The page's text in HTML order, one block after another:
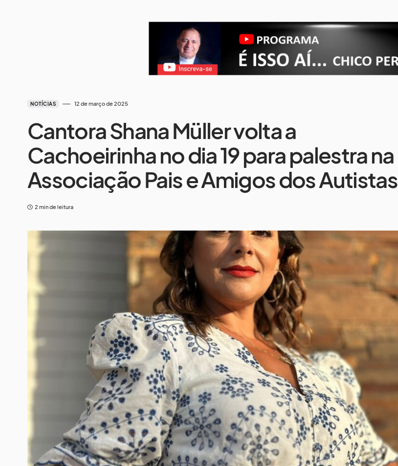
NOTÍCIAS 12 de março de 2025
Cantora Shana Müller volta a
Cachoeirinha no dia 19 para palestra na
Associação Pais e Amigos dos Autistas
2 min de leitura